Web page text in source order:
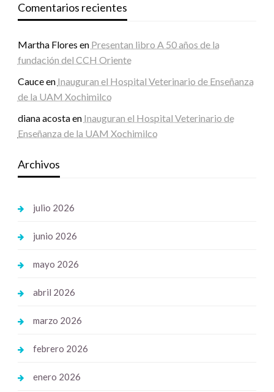
Comentarios recientes
Martha Flores en Presentan libro A 50 años de la
fundación del CCH Oriente
Cauceen Inauguran el Hospital Veterinario de Enseñanza
de la UAM Xochimilco
diana acostaen Inauguran el Hospital Veterinario de
Enseñanza de la UAM Xochimilco
Archivos
julio 2026
junio 2026
mayo 2026
abril 2026
marzo 2026
febrero 2026
enero 2026